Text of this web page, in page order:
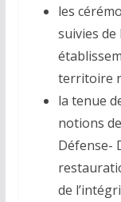
les
suivies de
territoire
la tenue
notions
Défense-
de